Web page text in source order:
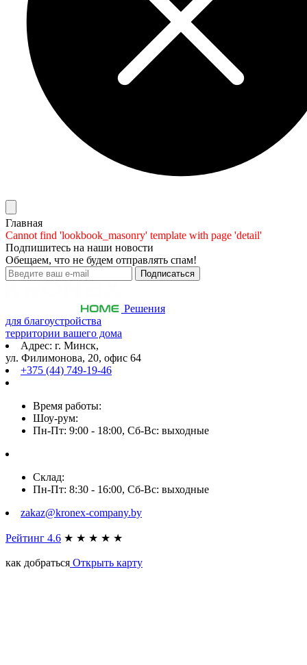
Главная
Cannot find 'lookbook_masonry' template with page 'detail'
Подпишитесь на наши новости
Обещаем, что не будем отправлять спам!
Решения
для благоустройства
территории вашего дома
Адрес: г. Минск,
ул. Филимонова, 20, офис 64
+375 (44) 749-19-46
Время работы:
Шоу-рум:
Пн-Пт: 9:00 - 18:00, Сб-Вс: выходные
Склад:
Пн-Пт: 8:30 - 16:00, Сб-Вс: выходные
zakaz@kronex-company.by
Рейтинг 4.6 ★ ★ ★ ★ ★
как добраться Открыть карту